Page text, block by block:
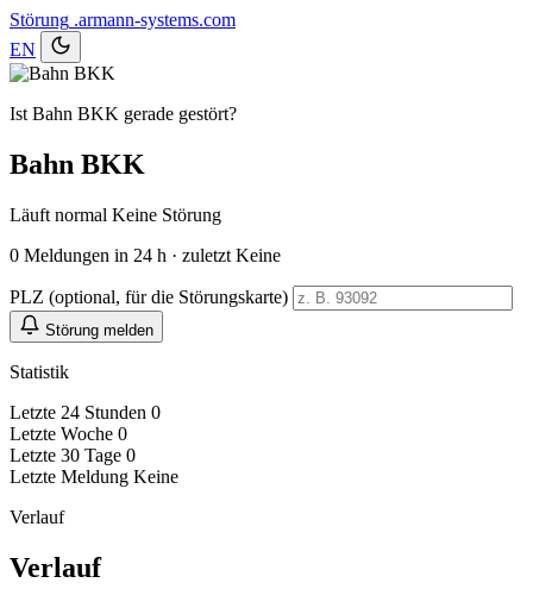
Störung .armann-systems.com
EN
Ist Bahn BKK gerade gestört?
Bahn BKK
Läuft normal Keine Störung
0 Meldungen in 24 h · zuletzt Keine
PLZ (optional, für die Störungskarte)
Störung melden
Statistik
Letzte 24 Stunden 0
Letzte Woche 0
Letzte 30 Tage 0
Letzte Meldung Keine
Verlauf
Verlauf